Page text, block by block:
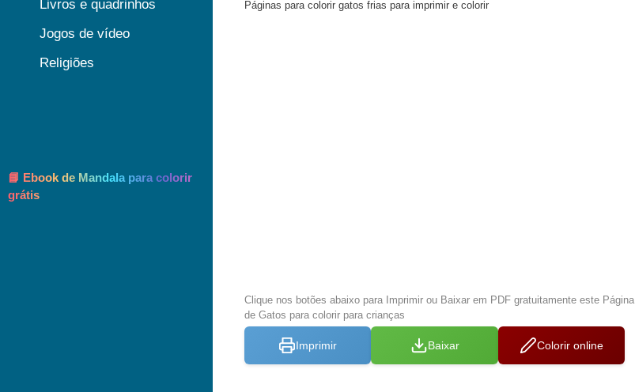
Páginas para colorir gatos frias para imprimir e colorir
Clique nos botões abaixo para Imprimir ou Baixar em PDF gratuitamente este Página
de Gatos para colorir para crianças
Imprimir Baixar Colorir online
Livros e quadrinhos
Jogos de vídeo
Religiões
📘 Ebook de Mandala para colorir
grátis